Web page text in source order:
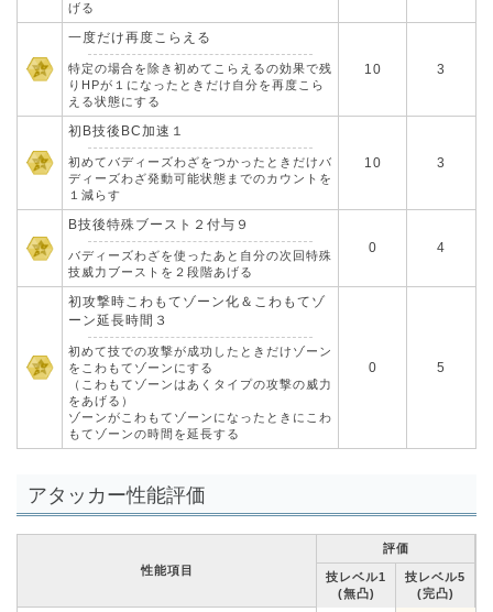
げる
一度だけ再度こらえる
特定の場合を除き初めてこらえるの効果で残
りHPが１になったときだけ自分を再度こら
える状態にする
10 3
初B技後BC加速１
初めてバディーズわざをつかったときだけバ
ディーズわざ発動可能状態までのカウントを
１減らす
10 3
B技後特殊ブースト２付与９
バディーズわざを使ったあと自分の次回特殊
技威力ブーストを２段階あげる
0 4
初攻撃時こわもてゾーン化＆こわもてゾ
ーン延長時間３
初めて技での攻撃が成功したときだけゾーン
をこわもてゾーンにする
（こわもてゾーンはあくタイプの攻撃の威力
をあげる）
ゾーンがこわもてゾーンになったときにこわ
もてゾーンの時間を延長する
0 5
アタッカー性能評価
性能項目
評価
技レベル1
(無凸)
技レベル5
(完凸)